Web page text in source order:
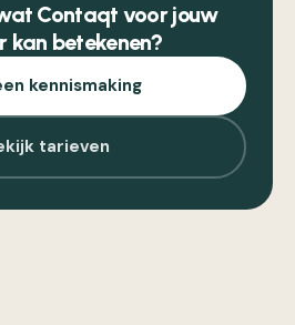
Contaqt voor jouw
kan betekenen?
kennismaking
tarieven